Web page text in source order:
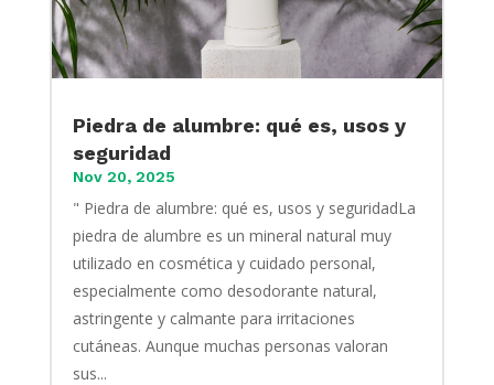
Piedra de alumbre: qué es, usos y
seguridad
Nov 20, 2025
" Piedra de alumbre: qué es, usos y seguridadLa
piedra de alumbre es un mineral natural muy
utilizado en cosmética y cuidado personal,
especialmente como desodorante natural,
astringente y calmante para irritaciones
cutáneas. Aunque muchas personas valoran
sus...